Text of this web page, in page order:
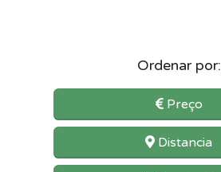
Ordenar por:
Preço
Distancia